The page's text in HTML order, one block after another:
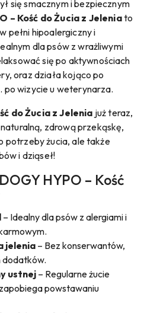
się smacznym i bezpiecznym
– Kość do Żucia z Jeleniato
pełni hipoalergiczny i
dla psów z wrażliwymi
się po aktywnościach
oraz działa kojąco po
po wizycie u weterynarza.
do Żucia z Jelenia już teraz,
zdrową przekąskę,
potrzeby żucia, ale także
i dziąseł!
HYPO – Kość
– Idealny dla psów z alergiami i
jelenia– Bez konserwantów,
dodatków.
ustnej – Regularne żucie
powstawaniu